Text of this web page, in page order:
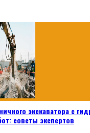
экскаватора с
советы экспертов